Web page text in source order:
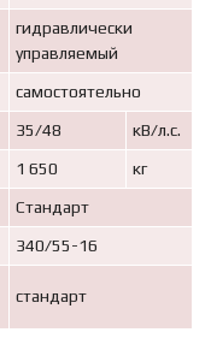
гидравлически
управляемый
самостоятельно
35/48
кВ/л.с.
1 650
кг
Стандарт
340/55-16
стандарт